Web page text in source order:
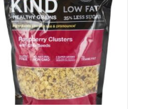
R$135,24.R$108,15.